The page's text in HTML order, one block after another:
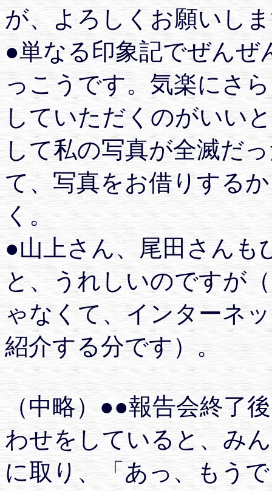
が、よろしくお願いし
●単なる印象記でぜん
っこうです。気楽にさ
していただくのがいい
して私の写真が全滅だ
て、写真をお借りする
く。
●山上さん、尾田さんも
と、うれしいのですが
ゃなくて、インターネ
紹介する分です）。
（中略）●●報告会終了
わせをしていると、み
に取り、「あっ、もう